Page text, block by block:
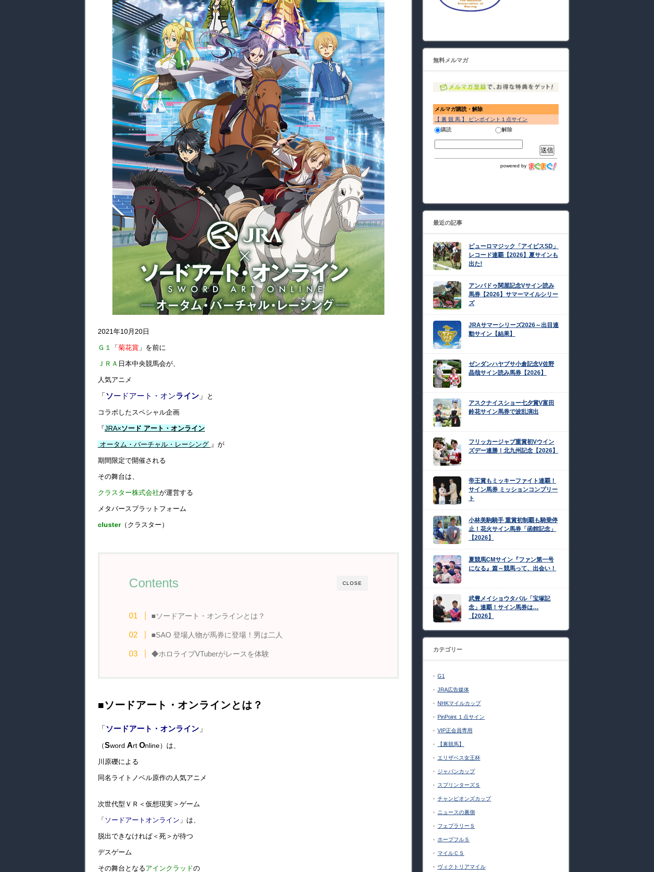
2021年10月20日
Ｇ１ 「菊花賞 」を前に
ＪＲＡ 日本中央競馬会が、
人気アニメ
「 ソードアート・オンライン 」 と
コラボしたスペシャル企画
『JRA×ソード アート・オンライン
オータム・バーチャル・レーシング 』が
期間限定で開催される
その舞台は、
クラスター株式会社が運営する
メタバースプラットフォーム
cluster（クラスター）
CLOSE
Contents
■ソードアート・オンラインとは？
■SAO 登場人物が馬券に登場！男は二人
◆ホロライブVTuberがレースを体験
■ソードアート・オンラインとは？
「 ソードアート・オンライン 」
（Sword Art Online）は、
川原礫による
同名ライトノベル原作の人気アニメ
次世代型ＶＲ＜仮想現実＞ゲーム
「ソードアートオンライン 」は、
脱出できなければ＜死＞が待つ
デスゲーム
その舞台となるアインクラッドの
無料メルマガ
メルマガ購読・解除
【 裏 競 馬 】 ピンポイント１点サイン
購読
解除
powered by
最近の記事
ピューロマジック「アイビスSD」
レコード連覇【2026】夏サインも
出た!
アンパドゥ関屋記念Vサイン読み
馬券【2026】サマーマイルシリー
ズ
JRAサマーシリーズ2026～出目連
動サイン【結果】
ゼンダンハヤブサ小倉記念V佐野
晶哉サイン読み馬券【2026】
アスクナイスショー七夕賞V富田
鈴花サイン馬券で波乱演出
フリッカージャブ重賞初Vウイン
ズデー連勝！北九州記念【2026】
帝王賞もミッキーファイト連覇！
サイン馬券 ミッションコンプリー
ト
小林美駒騎手 重賞初制覇も騎乗停
止！花火サイン馬券「函館記念」
【2026】
夏競馬CMサイン『ファン第一号
になる』篇～競馬って、出会い！
武豊メイショウタバル「宝塚記
念」連覇！サイン馬券は…
【2026】
カテゴリー
G1
JRA広告媒体
NHKマイルカップ
PinPoint １点サイン
VIP正会員専用
【裏競馬】
エリザベス女王杯
ジャパンカップ
スプリンターズＳ
チャンピオンズカップ
ニュースの裏側
フェブラリーＳ
ホープフルＳ
マイルＣＳ
ヴィクトリアマイル